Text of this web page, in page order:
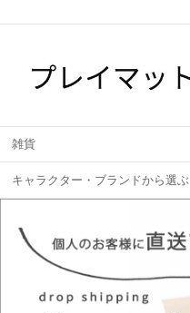
雑貨
キャラクター・ブランドから選ぶ